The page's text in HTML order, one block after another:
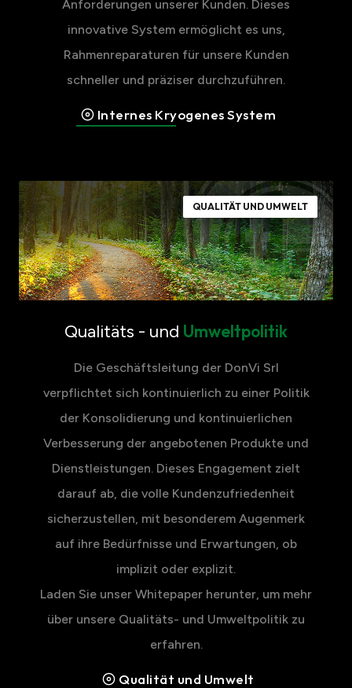
Anforderungen unserer Kunden. Dieses
innovative System ermöglicht es uns,
Rahmenreparaturen für unsere Kunden
schneller und präziser durchzuführen.
Internes Kryogenes System
QUALITÄT UND UMWELT
Qualitäts - und Umweltpolitik
Die Geschäftsleitung der DonVi Srl
verpflichtet sich kontinuierlich zu einer Politik
der Konsolidierung und kontinuierlichen
Verbesserung der angebotenen Produkte und
Dienstleistungen. Dieses Engagement zielt
darauf ab, die volle Kundenzufriedenheit
sicherzustellen, mit besonderem Augenmerk
auf ihre Bedürfnisse und Erwartungen, ob
implizit oder explizit.
Laden Sie unser Whitepaper herunter, um mehr
über unsere Qualitäts- und Umweltpolitik zu
erfahren.
Qualität und Umwelt